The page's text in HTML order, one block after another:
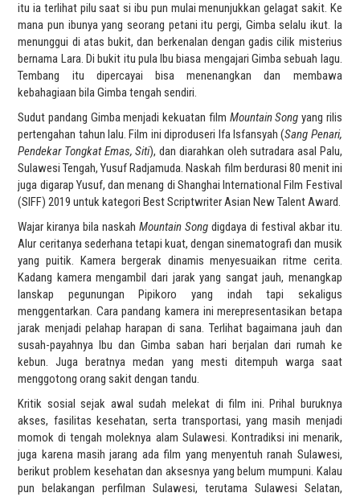
itu ia terlihat pilu saat si ibu pun mulai menunjukkan gelagat sakit. Ke
mana pun ibunya yang seorang petani itu pergi, Gimba selalu ikut. Ia
menunggui di atas bukit, dan berkenalan dengan gadis cilik misterius
bernama Lara. Di bukit itu pula Ibu biasa mengajari Gimba sebuah lagu.
Tembang itu dipercayai bisa menenangkan dan membawa
kebahagiaan bila Gimba tengah sendiri.
Sudut pandang Gimba menjadi kekuatan film Mountain Song yang rilis
pertengahan tahun lalu. Film ini diproduseri Ifa Isfansyah (Sang Penari,
Pendekar Tongkat Emas, Siti), dan diarahkan oleh sutradara asal Palu,
Sulawesi Tengah, Yusuf Radjamuda. Naskah film berdurasi 80 menit ini
juga digarap Yusuf, dan menang di Shanghai International Film Festival
(SIFF) 2019 untuk kategori Best Scriptwriter Asian New Talent Award.
Wajar kiranya bila naskahMountain Song digdaya di festival akbar itu.
Alur ceritanya sederhana tetapi kuat, dengan sinematografi dan musik
yang puitik. Kamera bergerak dinamis menyesuaikan ritme cerita.
Kadang kamera mengambil dari jarak yang sangat jauh, menangkap
lanskap pegunungan Pipikoro yang indah tapi sekaligus
menggentarkan. Cara pandang kamera ini merepresentasikan betapa
jarak menjadi pelahap harapan di sana. Terlihat bagaimana jauh dan
susah-payahnya Ibu dan Gimba saban hari berjalan dari rumah ke
kebun. Juga beratnya medan yang mesti ditempuh warga saat
menggotong orang sakit dengan tandu.
Kritik sosial sejak awal sudah melekat di film ini. Prihal buruknya
akses, fasilitas kesehatan, serta transportasi, yang masih menjadi
momok di tengah moleknya alam Sulawesi. Kontradiksi ini menarik,
juga karena masih jarang ada film yang menyentuh ranah Sulawesi,
berikut problem kesehatan dan aksesnya yang belum mumpuni. Kalau
pun belakangan perfilman Sulawesi, terutama Sulawesi Selatan,